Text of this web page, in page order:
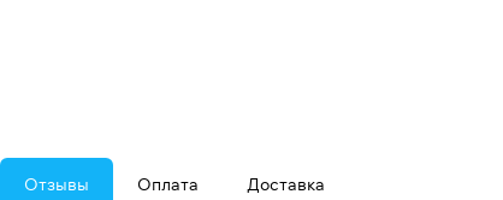
Отзывы Оплата Доставка